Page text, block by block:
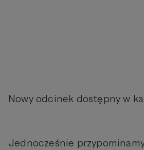
Nowy odcinek dostępny w
Jednocześnie